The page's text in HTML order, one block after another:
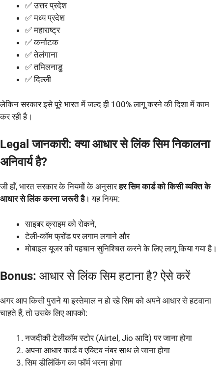
✅ उत्तर प्रदेश
✅ मध्य प्रदेश
✅ महाराष्ट्र
✅ कर्नाटक
✅ तेलंगाना
✅ तमिलनाडु
✅ दिल्ली
लेकिन सरकार इसे पूरे भारत में जल्द ही 100% लागू करने की दिशा में काम
कर रही है।
Legal जानकारी: क्या आधार से लिंक सिम निकालना
अनिवार्य है?
जी हाँ, भारत सरकार के नियमों के अनुसारहर सिम कार्ड को किसी व्यक्ति के
आधार से लिंक करना जरूरी है। यह नियम:
साइबर क्राइम को रोकने,
टेली-कॉम फ्रॉड पर लगाम लगाने और
मोबाइल यूजर की पहचान सुनिश्चित करने के लिए लागू किया गया है।
Bonus: आधार से लिंक सिम हटाना है? ऐसे करें
अगर आप किसी पुराने या इस्तेमाल न हो रहे सिम को अपने आधार से हटवाना
चाहते हैं, तो उसके लिए आपको:
नजदीकी टेलीकॉम स्टोर (Airtel, Jio आदि) पर जाना होगा
अपना आधार कार्ड व एक्टिव नंबर साथ ले जाना होगा
सिम डीलिंकिंग का फॉर्म भरना होगा